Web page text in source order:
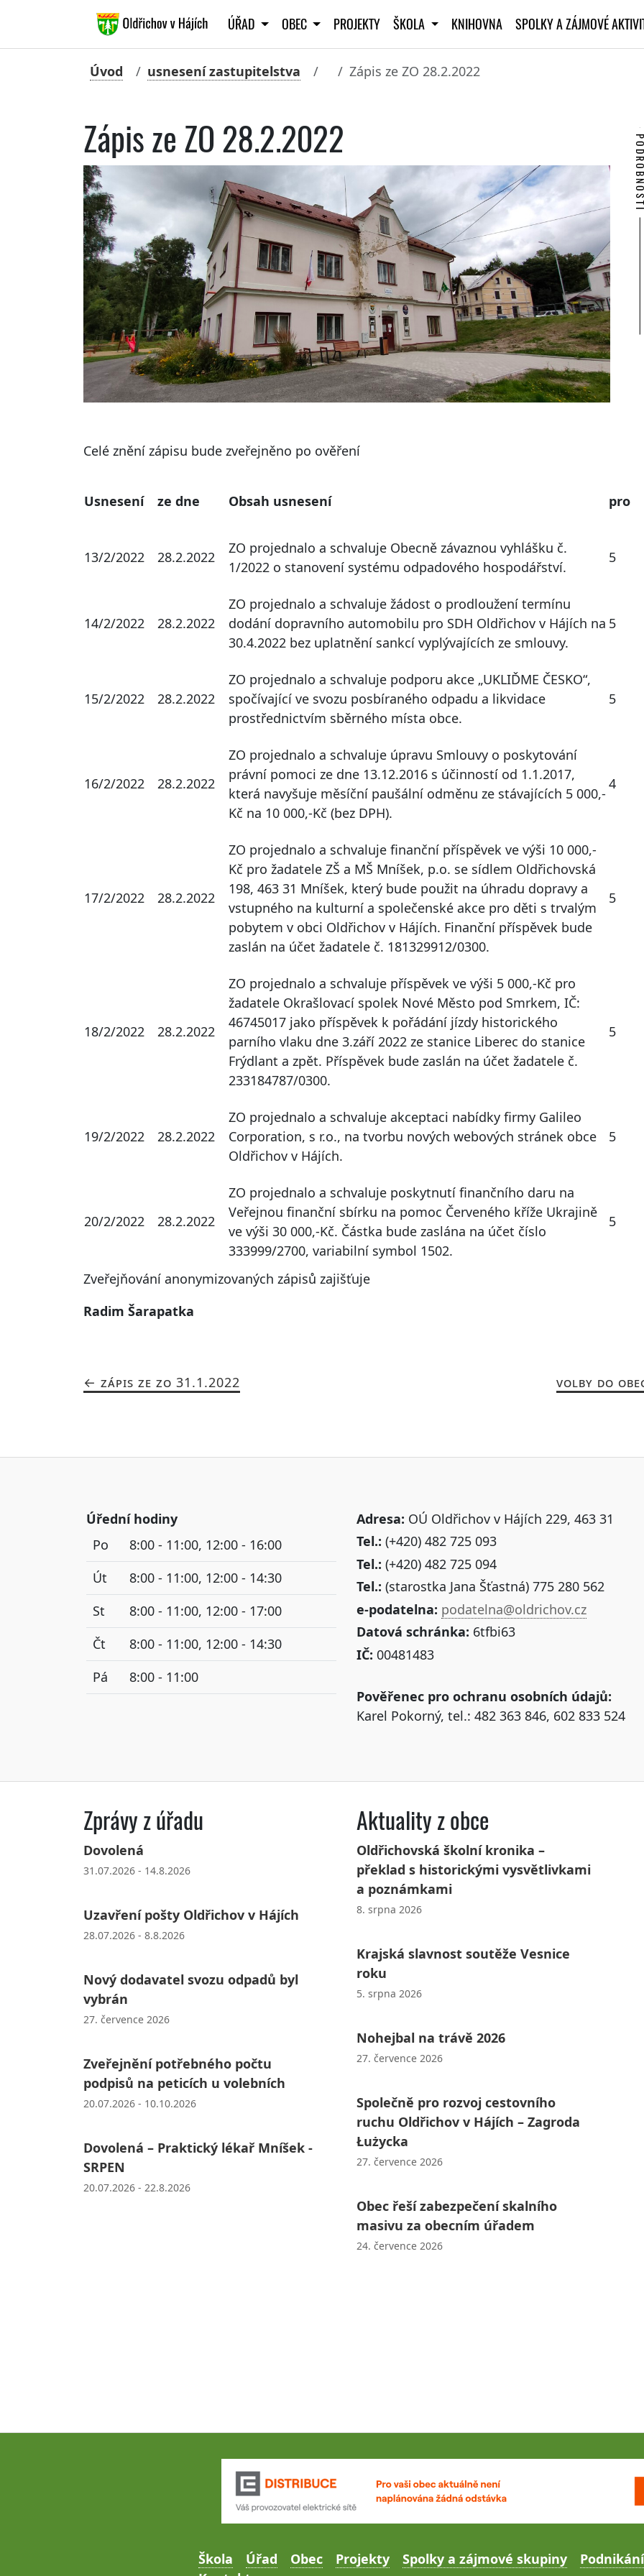
ÚŘAD OBEC PROJEKTY ŠKOLA KNIHOVNA SPOLKY A ZÁJMOVÉ
Úvod usnesení zastupitelstva Zápis ze ZO 28.2.2022
Zápis ze ZO 28.2.2022
Celé znění zápisu bude zveřejněno po ověření
Usnesení ze dne Obsah usnesení pro
13/2/2022 28.2.2022
ZO projednalo a schvaluje Obecně závaznou vyhlášku č.
1/2022 o stanovení systému odpadového hospodářství.
5
14/2/2022 28.2.2022
ZO projednalo a schvaluje žádost o prodloužení termínu
dodání dopravního automobilu pro SDH Oldřichov v Hájích na
30.4.2022 bez uplatnění sankcí vyplývajících ze smlouvy.
5
15/2/2022 28.2.2022
ZO projednalo a schvaluje podporu akce „UKLIĎME ČESKO“,
spočívající ve svozu posbíraného odpadu a likvidace
prostřednictvím sběrného místa obce.
5
16/2/2022 28.2.2022
ZO projednalo a schvaluje úpravu Smlouvy o poskytování
právní pomoci ze dne 13.12.2016 s účinností od 1.1.2017,
která navyšuje měsíční paušální odměnu ze stávajících 5 000,-
Kč na 10 000,-Kč (bez DPH).
4
17/2/2022 28.2.2022
ZO projednalo a schvaluje finanční příspěvek ve výši 10 000,-
Kč pro žadatele ZŠ a MŠ Mníšek, p.o. se sídlem Oldřichovská
198, 463 31 Mníšek, který bude použit na úhradu dopravy a
vstupného na kulturní a společenské akce pro děti s trvalým
pobytem v obci Oldřichov v Hájích. Finanční příspěvek bude
zaslán na účet žadatele č. 181329912/0300.
5
18/2/2022 28.2.2022
ZO projednalo a schvaluje příspěvek ve výši 5 000,-Kč pro
žadatele Okrašlovací spolek Nové Město pod Smrkem, IČ:
46745017 jako příspěvek k pořádání jízdy historického
parního vlaku dne 3.září 2022 ze stanice Liberec do stanice
Frýdlant a zpět. Příspěvek bude zaslán na účet žadatele č.
233184787/0300.
5
19/2/2022 28.2.2022
ZO projednalo a schvaluje akceptaci nabídky firmy Galileo
Corporation, s r.o., na tvorbu nových webových stránek obce
Oldřichov v Hájích.
5
20/2/2022 28.2.2022
ZO projednalo a schvaluje poskytnutí finančního daru na
Veřejnou finanční sbírku na pomoc Červeného kříže Ukrajině
ve výši 30 000,-Kč. Částka bude zaslána na účet číslo
333999/2700, variabilní symbol 1502.
5
Zveřejňování anonymizovaných zápisů zajišťuje
Radim Šarapatka
PODROBNOSTI
ZÁPIS ZE ZO 31.1.2022 VOLBY DO
Úřední hodiny
Po
8:00 - 11:00, 12:00 - 16:00
Út
8:00 - 11:00, 12:00 - 14:30
St
8:00 - 11:00, 12:00 - 17:00
Čt
8:00 - 11:00, 12:00 - 14:30
Pá
8:00 - 11:00
Adresa: OÚ Oldřichov v Hájích 229, 463 31
Tel.: (+420) 482 725 093
Tel.: (+420) 482 725 094
Tel.: (starostka Jana Šťastná) 775 280 562
e-podatelna: podatelna@oldrichov.cz
Datová schránka: 6tfbi63
IČ: 00481483
Pověřenec pro ochranu osobních údajů:
Karel Pokorný, tel.: 482 363 846, 602 833 524
Zprávy z úřadu
Dovolená
31.07.2026 - 14.8.2026
Uzavření pošty Oldřichov v Hájích
28.07.2026 - 8.8.2026
Nový dodavatel svozu odpadů byl
vybrán
27. července 2026
Zveřejnění potřebného počtu
podpisů na peticích u volebních
20.07.2026 - 10.10.2026
Dovolená – Praktický lékař Mníšek -
SRPEN
20.07.2026 - 22.8.2026
Aktuality z obce
Oldřichovská školní kronika –
překlad s historickými vysvětlivkami
a poznámkami
8. srpna 2026
Krajská slavnost soutěže Vesnice
roku
5. srpna 2026
Nohejbal na trávě 2026
27. července 2026
Společně pro rozvoj cestovního
ruchu Oldřichov v Hájích – Zagroda
Łużycka
27. července 2026
Obec řeší zabezpečení skalního
masivu za obecním úřadem
24. července 2026
Škola Úřad Obec Projekty Spolky a zájmové skupiny Podnikání